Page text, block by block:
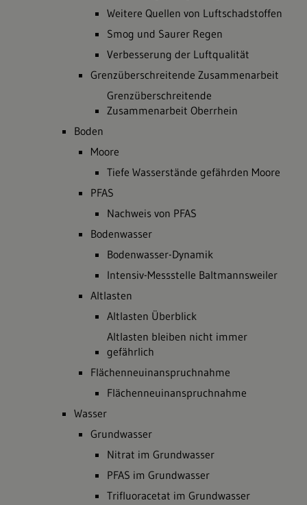
Weitere Quellen von Luftschadstoffen
Smog und Saurer Regen
Verbesserung der Luftqualität
Grenzüberschreitende Zusammenarbeit
Grenzüberschreitende
Zusammenarbeit Oberrhein
Boden
Moore
Tiefe Wasserstände gefährden Moore
PFAS
Nachweis von PFAS
Bodenwasser
Bodenwasser-Dynamik
Intensiv-Messstelle Baltmannsweiler
Altlasten
Altlasten Überblick
Altlasten bleiben nicht immer
gefährlich
Flächenneuinanspruchnahme
Flächenneuinanspruchnahme
Wasser
Grundwasser
Nitrat im Grundwasser
PFAS im Grundwasser
Trifluoracetat im Grundwasser